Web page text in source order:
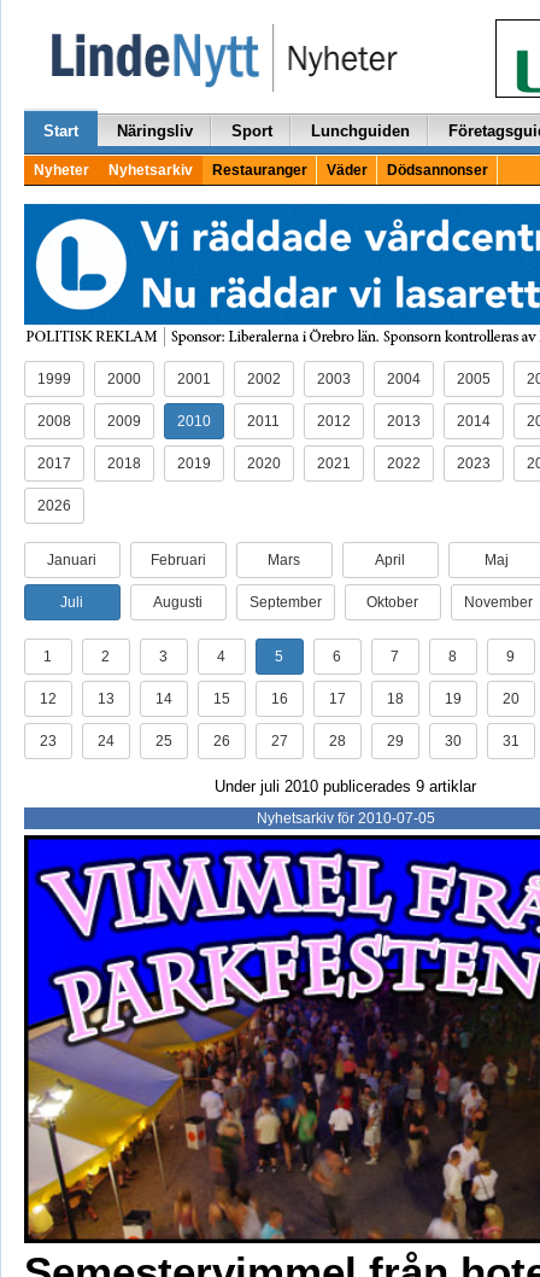
Start Näringsliv Sport Lunchguiden
Nyheter Nyhetsarkiv Restauranger Väder Dödsannonser
1999 2000 2001 2002 2003 2004 2005
2008 2009 2010 2011 2012 2013 2014
2017 2018 2019 2020 2021 2022 2023
2026
Januari Februari Mars April Maj
Juli Augusti September Oktober November
1 2 3 4 5 6 7 8 9
12 13 14 15 16 17 18 19 20
23 24 25 26 27 28 29 30 31
Under juli 2010 publicerades 9 artiklar
Nyhetsarkiv för 2010-07-05